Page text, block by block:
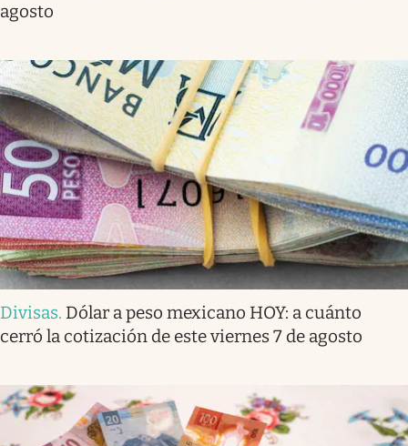
agosto
Divisas. Dólar a peso mexicano HOY: a cuánto
cerró la cotización de este viernes 7 de agosto